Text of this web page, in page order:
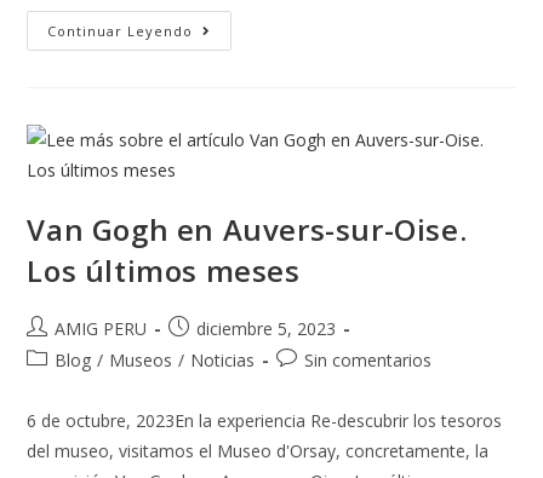
Continuar Leyendo
Van Gogh en Auvers-sur-Oise.
Los últimos meses
AMIG PERU
diciembre 5, 2023
Blog / Museos / Noticias Sin comentarios
6 de octubre, 2023En la experiencia Re-descubrir los tesoros
del museo, visitamos el Museo d'Orsay, concretamente, la